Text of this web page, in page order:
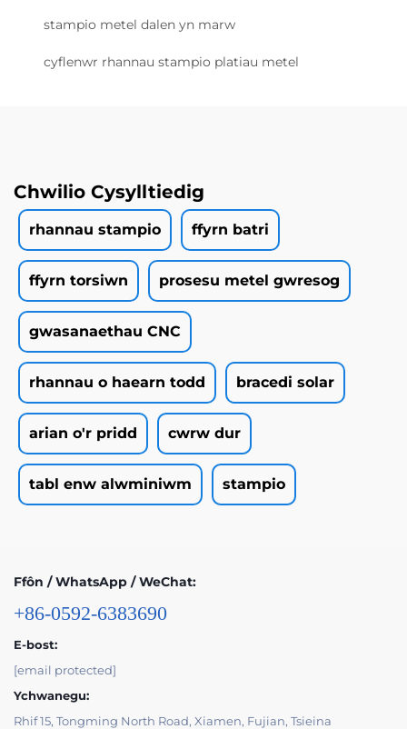
stampio metel dalen yn marw
cyflenwr rhannau stampio platiau metel
Chwilio Cysylltiedig
rhannau stampio ffyrn batri
ffyrn torsiwn prosesu metel gwresog
gwasanaethau CNC
rhannau o haearn todd bracedi solar
arian o'r pridd cwrw dur
tabl enw alwminiwm stampio
Ffôn / WhatsApp / WeChat:
+86-0592-6383690
E-bost:
[email protected]
Ychwanegu:
Rhif 15, Tongming North Road, Xiamen, Fujian, Tsieina